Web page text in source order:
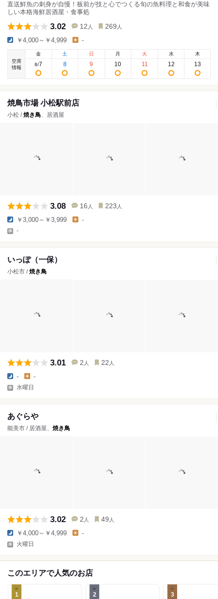
直送鮮魚の刺身が自慢！板前が技と心でつくる旬の魚料理と和食が美味
しい本格海鮮居酒屋・食事処
3.02 12 人 269 人
￥4,000～￥4,999 -
空席
情報
金
8/7
土
8
日
9
月
10
火
11
水
12
木
13
焼鳥市場 小松駅前店
小松 /焼き鳥、居酒屋
3.08 16 人 223 人
￥3,000～￥3,999 -
-
いっぽ（一保）
小松市 /焼き鳥
3.01 2 人 22 人
- -
水曜日
あぐらや
能美市 / 居酒屋、 焼き鳥
3.02 2 人 49 人
￥4,000～￥4,999 -
火曜日
このエリアで人気のお店
1 2 3